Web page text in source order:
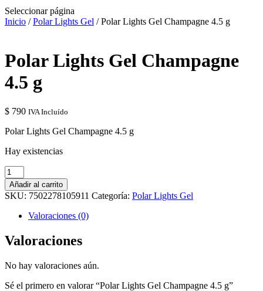
Seleccionar página
Inicio /Polar Lights Gel / Polar Lights Gel Champagne 4.5 g
Polar Lights Gel Champagne
4.5 g
$ 790 IVA Incluído
Polar Lights Gel Champagne 4.5 g
Hay existencias
Polar
Lights
Gel
Champagne
cantidad
Añadir al carrito
SKU: 7502278105911 Categoría: Polar Lights Gel
Valoraciones (0)
Valoraciones
No hay valoraciones aún.
Sé el primero en valorar “Polar Lights Gel Champagne 4.5 g”